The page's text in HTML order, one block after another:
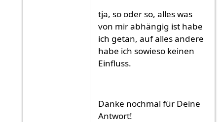
tja, so oder so, alles was
von mir abhängig ist habe
ich getan, auf alles andere
habe ich sowieso keinen
Einfluss.
Danke nochmal für Deine
Antwort!